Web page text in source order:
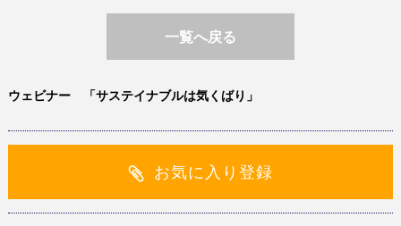
一覧へ戻る
ウェビナー 「サステイナブルは気くばり」
お気に入り登録